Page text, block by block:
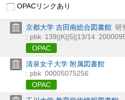
OPACリンクあり
京都大学 吉田南総合図書館 研
: pbk 139||K||5||13/14
OPAC
清泉女子大学 附属図書館
: pbk 00005075256
OPAC